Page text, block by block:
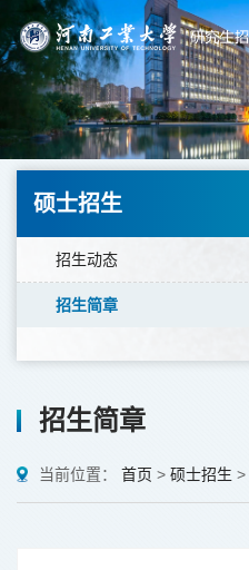
硕士招生
招生动态
招生简章
招生简章
当前位置： 首页 > 硕士招生 >